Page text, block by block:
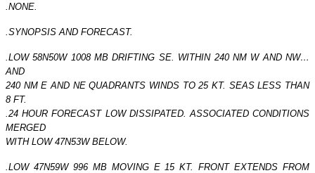
.NONE.
.SYNOPSIS AND FORECAST.
.LOW 58N50W 1008 MB DRIFTING SE. WITHIN 240 NM W AND NW…
AND
240 NM E AND NE QUADRANTS WINDS TO 25 KT. SEAS LESS THAN
8 FT.
.24 HOUR FORECAST LOW DISSIPATED. ASSOCIATED CONDITIONS
MERGED
WITH LOW 47N53W BELOW.
.LOW 47N59W 996 MB MOVING E 15 KT. FRONT EXTENDS FROM